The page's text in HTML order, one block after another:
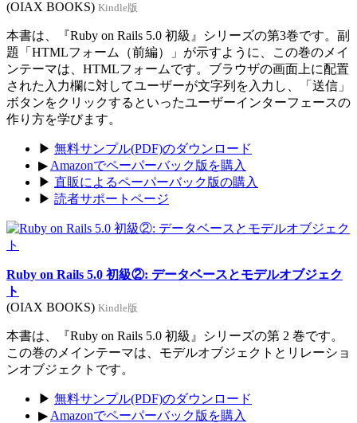
(OIAX BOOKS) Kindle版
本書は、『Ruby on Rails 5.0 初級』シリーズの第3巻です。副
題「HTMLフォーム（前編）」が示すように、この巻のメイ
ンテーマは、HTMLフォームです。ブラウザの画面上に配置
された入力欄に対してユーザーが文字列を入力し、「送信」
ボタンをクリックするといったユーザーインターフェースの
作り方を学びます。
▶ 無料サンプル(PDF)のダウンロード
▶ Amazonでペーパーバック版を購入
▶ 直販によるペーパーバック版の購入
▶ 読者サポートページ
Ruby on Rails 5.0 初級②: データベースとモデルオブジェク
ト
(OIAX BOOKS) Kindle版
本書は、『Ruby on Rails 5.0 初級』シリーズの第 2 巻です。
この巻のメインテーマは、モデルオブジェクトとリレーショ
ンオブジェクトです。
▶ 無料サンプル(PDF)のダウンロード
▶ Amazonでペーパーバック版を購入